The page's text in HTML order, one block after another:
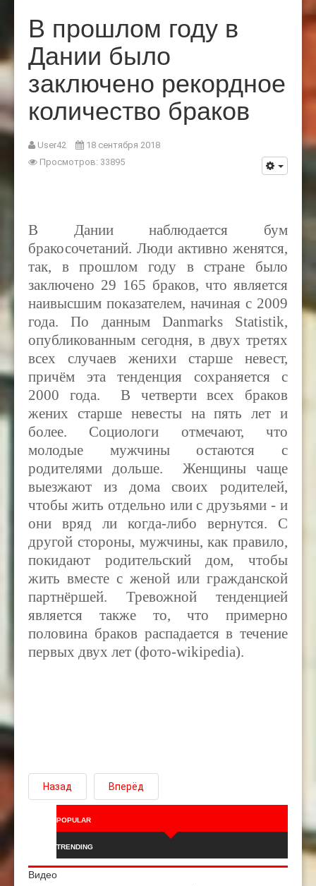
В прошлом году в
Дании было
заключено рекордное
количество браков
User42
18 сентября 2018
Просмотров: 33895
В Дании наблюдается бум
бракосочетаний. Люди активно женятся,
так, в прошлом году в стране было
заключено 29 165 браков, что является
наивысшим показателем, начиная с 2009
года. По данным Danmarks Statistik,
опубликованным сегодня, в двух третях
всех случаев женихи старше невест,
причём эта тенденция сохраняется с
2000 года. В четверти всех браков
жених старше невесты на пять лет и
более. Социологи отмечают, что
молодые мужчины остаются с
родителями дольше. Женщины чаще
выезжают из дома своих родителей,
чтобы жить отдельно или с друзьями - и
они вряд ли когда-либо вернутся. С
другой стороны, мужчины, как правило,
покидают родительский дом, чтобы
жить вместе с женой или гражданской
партнёршей. Тревожной тенденцией
является также то, что примерно
половина браков распадается в течение
первых двух лет (фото-wikipedia).
Назад Вперёд
POPULAR
TRENDING
Видео